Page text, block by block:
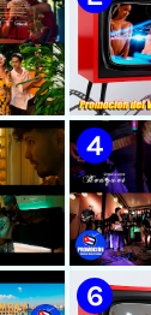
||
🟡 El
¨Habla
||